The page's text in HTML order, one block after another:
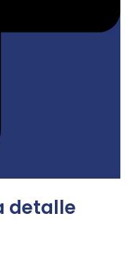
detalle